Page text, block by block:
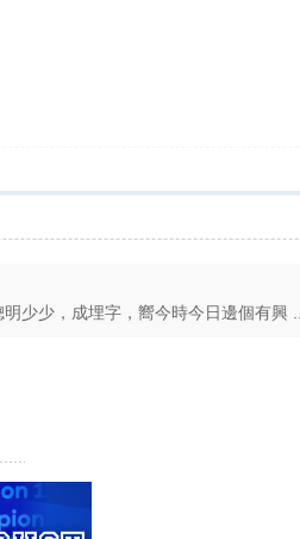
少少，成埋字，嚮今時今日邊個有興 ...